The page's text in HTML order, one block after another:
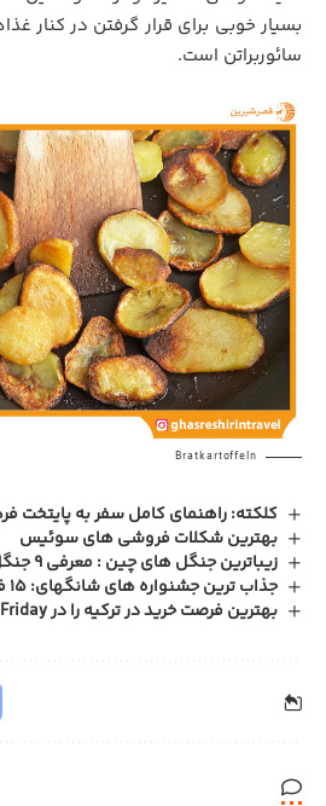
بسیار خوبی برای قرار گرفتن در کنار
سائوربراتن است.
Bratkartoffeln
کلکته: راهنمای کامل سفر به پایتخت
بهترین شکلات فروشی های سوئیس
زیباترین جنگل های چین : معرفی 9 جنگل معروف چین
جذاب ترین جشنواره های شانگهای: 15 فستیوال شگفت انگیز چین
بهترین فرصت خرید در ترکیه را در Black Friday از دست ندهید!